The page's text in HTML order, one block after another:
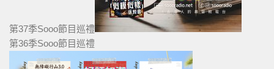
第37季Sooo節目巡禮
第36季Sooo節目巡禮